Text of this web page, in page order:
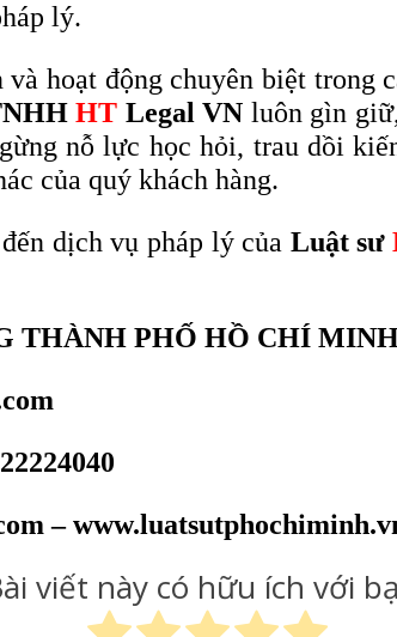
lý.
hoạt động chuyên biệt trong
HT Legal VN luôn gìn
nỗ lực học hỏi, trau dồi
của quý khách hàng.
dịch vụ pháp lý của Luật sư
THÀNH PHỐ HỒ CHÍ
–
viết này có hữu ích với